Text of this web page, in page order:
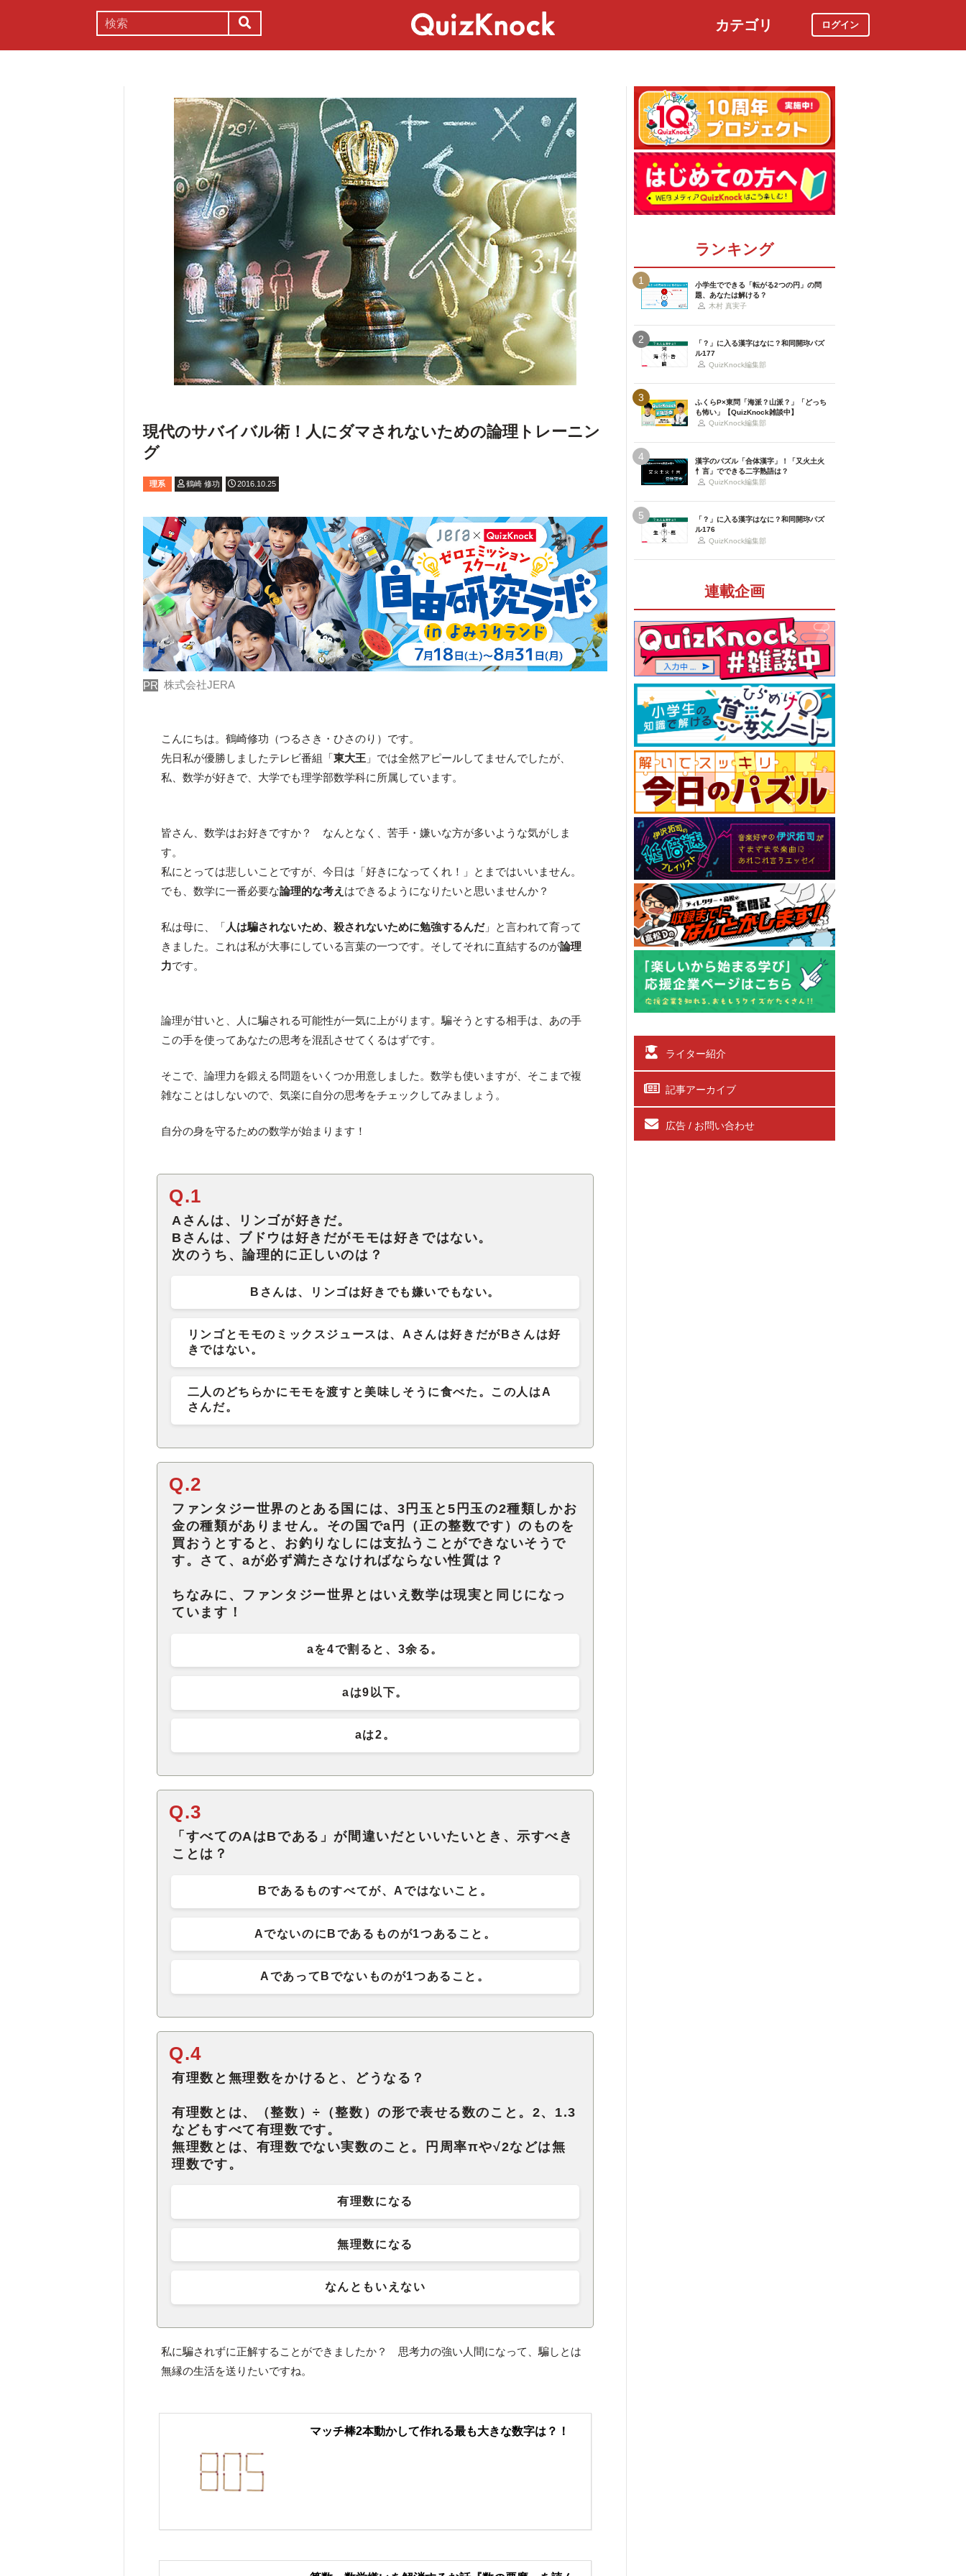
カテゴリ ログイン
現代のサバイバル術！人にダマされないための論理トレーニン
グ
理系 鶴崎 修功 2016.10.25
PR 株式会社JERA
こんにちは。鶴崎修功（つるさき・ひさのり）です。
先日私が優勝しましたテレビ番組「東大王 」では全然アピールしてませんでしたが、
私、数学が好きで、大学でも理学部数学科に所属しています。
皆さん、数学はお好きですか？ なんとなく、苦手・嫌いな方が多いような気がしま
す。
私にとっては悲しいことですが、今日は「好きになってくれ！」とまではいいません。
でも、数学に一番必要な論理的な考え はできるようになりたいと思いませんか？
私は母に、「 人は騙されないため、殺されないために勉強するんだ」と言われて育って
きました。これは私が大事にしている言葉の一つです。そしてそれに直結するのが論理
力です。
論理が甘いと、人に騙される可能性が一気に上がります。騙そうとする相手は、あの手
この手を使ってあなたの思考を混乱させてくるはずです。
そこで、論理力を鍛える問題をいくつか用意しました。数学も使いますが、そこまで複
雑なことはしないので、気楽に自分の思考をチェックしてみましょう。
自分の身を守るための数学が始まります！
Q.1
Aさんは、リンゴが好きだ。
Bさんは、ブドウは好きだがモモは好きではない。
次のうち、論理的に正しいのは？
Bさんは、リンゴは好きでも嫌いでもない。
リンゴとモモのミックスジュースは、Aさんは好きだがBさんは好
きではない。
二人のどちらかにモモを渡すと美味しそうに食べた。この人はA
さんだ。
Q.2
ファンタジー世界のとある国には、3円玉と5円玉の2種類しかお
金の種類がありません。その国でa円（正の整数です）のものを
買おうとすると、お釣りなしには支払うことができないそうで
す。さて、aが必ず満たさなければならない性質は？
ちなみに、ファンタジー世界とはいえ数学は現実と同じになっ
ています！
aを4で割ると、3余る。
aは9以下。
aは2。
Q.3
「すべてのAはBである」が間違いだといいたいとき、示すべき
ことは？
Bであるものすべてが、Aではないこと。
AでないのにBであるものが1つあること。
AであってBでないものが1つあること。
Q.4
有理数と無理数をかけると、どうなる？
有理数とは、（整数）÷（整数）の形で表せる数のこと。2、1.3
などもすべて有理数です。
無理数とは、有理数でない実数のこと。円周率πや√2などは無
理数です。
有理数になる
無理数になる
なんともいえない
私に騙されずに正解することができましたか？ 思考力の強い人間になって、騙しとは
無縁の生活を送りたいですね。
マッチ棒2本動かして作れる最も大きな数字は？！
ランキング
1
小学生でできる「転がる2つの円」の問
題、あなたは解ける？
木村 真実子
2
「？」に入る漢字はなに？和同開珎パズ
ル177
QuizKnock編集部
3
ふくらP×東問「海派？山派？」「どっち
も怖い」【QuizKnock雑談中】
QuizKnock編集部
4
漢字のパズル「合体漢字」！「又火土火
忄言」でできる二字熟語は？
QuizKnock編集部
5
「？」に入る漢字はなに？和同開珎パズ
ル176
QuizKnock編集部
連載企画
ライター紹介
記事アーカイブ
広告 / お問い合わせ